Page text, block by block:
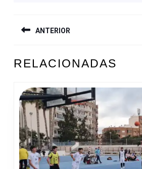
DE
ANTERIOR
anterior:
entrada:
RELACIONADAS